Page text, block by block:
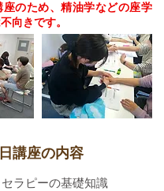
のため、精油学などの座学
向きです。
講座の内容
ラピーの基礎知識